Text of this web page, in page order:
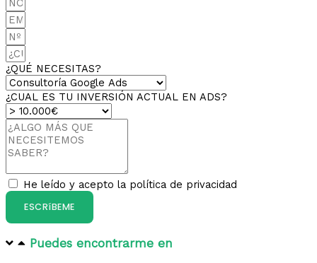
¿QUÉ NECESITAS?
¿CUAL ES TU INVERSIÓN ACTUAL EN ADS?
He leído y acepto la política de privacidad
ESCRíBEME
Puedes encontrarme en​